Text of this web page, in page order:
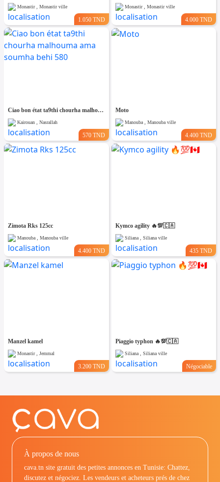
Monastir , Monastir ville
1.050 TND
Monastir , Monastir ville
4.000 TND
Ciao bon état ta9thi chourha malhouma ama soumha behi 580
Kairouan , Nasrallah
570 TND
Moto
Manouba , Manouba ville
4.400 TND
Zimota Rks 125cc
Manouba , Manouba ville
4.400 TND
Kymco agility 🔥💯🇨🇦
Siliana , Siliana ville
435 TND
Manzel kamel
Monastir , Jemmal
3.200 TND
Piaggio typhon 🔥💯🇨🇦
Siliana , Siliana ville
Négociable
À propos de nous
cava.tn site gratuit des petites annonces en Tunisie: Chattez,
discutez et négociez. Les vendeurs et acheteurs prés de chez